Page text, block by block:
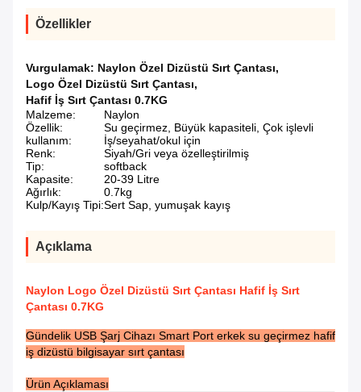
Özellikler
Vurgulamak: Naylon Özel Dizüstü Sırt Çantası,
Logo Özel Dizüstü Sırt Çantası,
Hafif İş Sırt Çantası 0.7KG
Malzeme:
Naylon
Özellik:
Su geçirmez, Büyük kapasiteli, Çok işlevli
kullanım:
İş/seyahat/okul için
Renk:
Siyah/Gri veya özelleştirilmiş
Tip:
softback
Kapasite:
20-39 Litre
Ağırlık:
0.7kg
Kulp/Kayış Tipi:Sert Sap, yumuşak kayış
Açıklama
Naylon Logo Özel Dizüstü Sırt Çantası Hafif İş Sırt
Çantası 0.7KG
Gündelik USB Şarj Cihazı Smart Port erkek su geçirmez hafif
iş dizüstü bilgisayar sırt çantası
Ürün Açıklaması